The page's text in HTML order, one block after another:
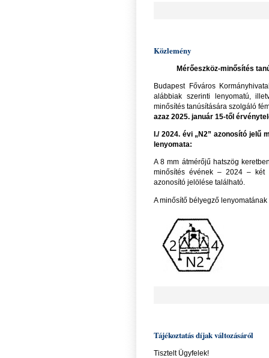
Közlemény
Mérőeszköz-minősítés
Budapest Főváros
alábbiak szerinti lenyomatú,
minősítés tanúsítására szolgáló
azaz 2025. január 15-től
I./ 2024. évi „N2” azonosító jelű
lenyomata:
A 8 mm átmérőjű hatszög
minősítés évének – 2024 – két
azonosító jelölése található.
A minősítő bélyegző
Tájékoztatás díjak változásáról
Tisztelt Ügyfelek!